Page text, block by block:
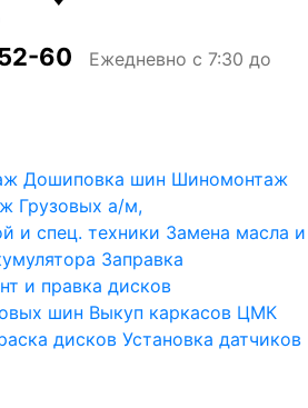
60 Ежедневно с 7:30 до
Дошиповка шин Шиномонтаж
Грузовых а/м,
и спец. техники Замена масла и
Заправка
и правка дисков
шин Выкуп каркасов ЦМК
дисков Установка датчиков